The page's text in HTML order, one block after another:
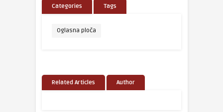
Categories Tags
Oglasna ploča
Related Articles Author